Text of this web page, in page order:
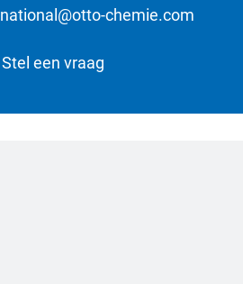
chemie.com
Stel een vraag